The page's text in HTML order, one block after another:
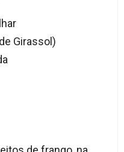
Girassol)